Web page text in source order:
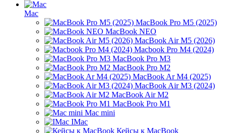
Mac
MacBook Pro M5 (2025)
MacBook NEO
MacBook Air M5 (2026)
Macbook Pro M4 (2024)
MacBook Pro M3
MacBook Pro M2
MacBook Ar M4 (2025)
MacBook Air M3 (2024)
MacBook Air M2
MacBook Pro M1
Mac mini
IMac
Кейсы к MacBook